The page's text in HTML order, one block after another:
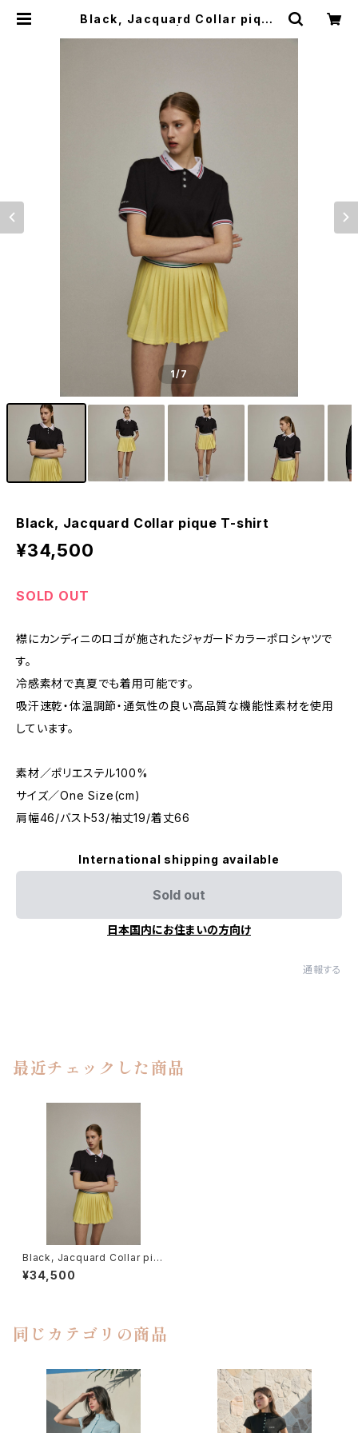
Black, Jacquard Collar pique
1/7
Black, Jacquard Collar pique T-shirt
¥34,500
SOLD OUT
襟にカンディニのロゴが施されたジャガードカラーポロシャツで
す。
冷感素材で真夏でも着用可能です。
吸汗速乾・体温調節・通気性の良い高品質な機能性素材を使用
しています。
素材／ポリエステル100%
サイズ／One Size(cm)
肩幅46/バスト53/袖丈19/着丈66
International shipping available
Sold out
日本国内にお住まいの方向け
通報する
最近チェックした商品
Black, Jacquard Collar piq
ue T-shirt
¥34,500
同じカテゴリの商品